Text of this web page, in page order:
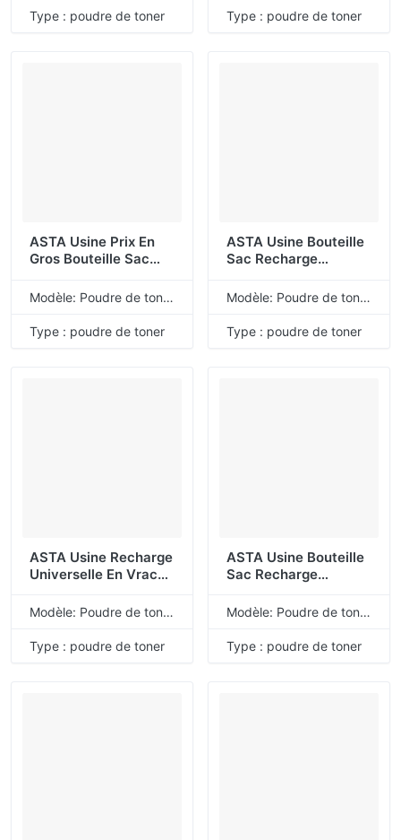
CF213A 131A 131X
Poudre De Toner
Type : poudre de toner
CB543A 125A Poudre
De Toner Compatible
Type : poudre de toner
ASTA Usine Prix En
Gros Bouteille Sac
Recharge En Vrac
653X 653A
Compatible Poudre
Modèle: Poudre de toner de recharge universelle
Type : poudre de toner
ASTA Usine Bouteille
Sac Recharge
501A 502A 641A
647A 649X 648A
650A Poudre De
Modèle: Poudre de toner de recharge universelle
Type : poudre de toner
ASTA Usine Recharge
Universelle En Vrac
205A 507X 507A
309A 308A Poudre
De Toner Compatible
Modèle: Poudre de toner de recharge universelle
Type : poudre de toner
ASTA Usine Bouteille
Sac Recharge
126A 125A 201A 410A
203A 305A Poudre
De Toner Compatible
Modèle: Poudre de toner de recharge universelle
Type : poudre de toner